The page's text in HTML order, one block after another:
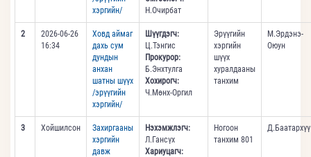
хэргийн/
Н.Очирбат
2
2026-06-26
16:34
Ховд аймаг
дахь сум
дундын
анхан
шатны шүүх
/эрүүгийн
хэргийн/
Шүүгдэгч:
Ц.Тэнгис
Прокурор:
Б.Энхтулга
Хохирогч:
Ч.Мөнх-Оргил
Эрүүгийн
хэргийн
шүүх
хуралдааны
танхим
М.Эрдэнэ-
Оюун
3 Хойшилсон
Захиргааны
хэргийн
давж
Нэхэмжлэгч:
Л.Гансүх
Хариуцагч:
Ногоон
танхим 801
Д.Баатархүү